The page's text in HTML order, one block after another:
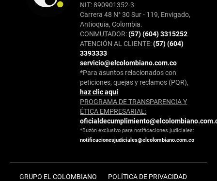
NIT: 890901352-3
Carrera 48 N° 30 Sur - 119, Envigado,
Antioquia, Colombia.
CONMUTADOR:(57) (604) 3315252
ATENCIÓN AL CLIENTE:(57) (604)
3393333
servicio@elcolombiano.com.co
*Para asuntos relacionados con
peticiones, quejas y reclamos (PQR),
haz clic aquí
PROGRAMA DE TRANSPARENCIA Y
ÉTICA EMPRESARIAL:
*Buzón exclusivo para notificaciones judiciales:
notificacionesjudiciales@elcolombiano.com.co
GRUPO EL COLOMBIANO POLÍTICA DE PRIVACIDAD